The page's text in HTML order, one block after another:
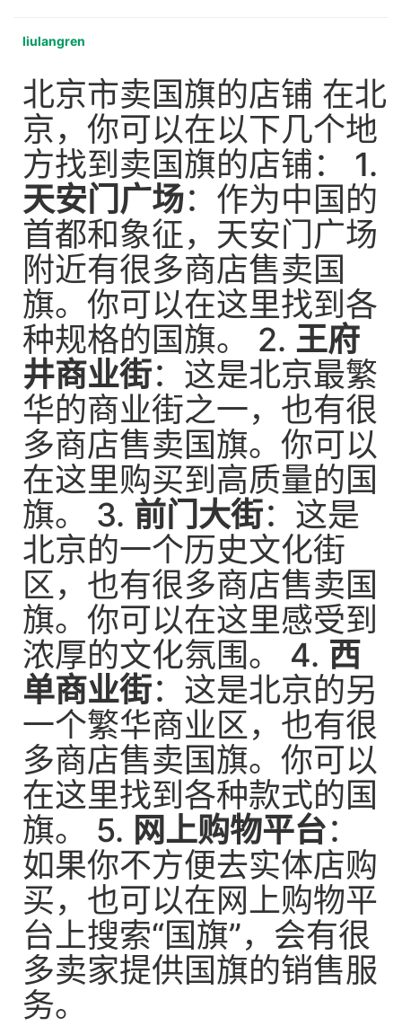
liulangren
北京市卖国旗的店铺 在北
京，你可以在以下几个地
方找到卖国旗的店铺： 1.
天安门广场：作为中国的
首都和象征，天安门广场
附近有很多商店售卖国
旗。你可以在这里找到各
种规格的国旗。 2. 王府
井商业街：这是北京最繁
华的商业街之一，也有很
多商店售卖国旗。你可以
在这里购买到高质量的国
旗。 3. 前门大街：这是
北京的一个历史文化街
区，也有很多商店售卖国
旗。你可以在这里感受到
浓厚的文化氛围。 4. 西
单商业街：这是北京的另
一个繁华商业区，也有很
多商店售卖国旗。你可以
在这里找到各种款式的国
旗。 5. 网上购物平台：
如果你不方便去实体店购
买，也可以在网上购物平
台上搜索“国旗”，会有很
多卖家提供国旗的销售服
务。